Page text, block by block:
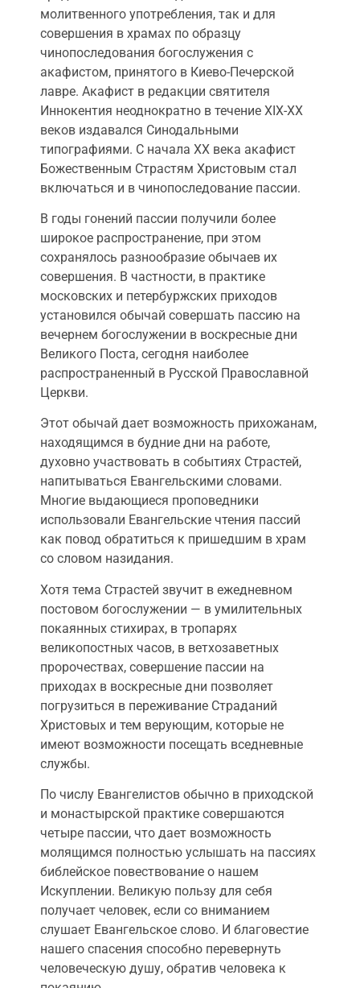
молитвенного употребления, так и для
совершения в храмах по образцу
чинопоследования богослужения с
акафистом, принятого в Киево-Печерской
лавре. Акафист в редакции святителя
Иннокентия неоднократно в течение XIX-XX
веков издавался Синодальными
типографиями. С начала XX века акафист
Божественным Страстям Христовым стал
включаться и в чинопоследование пассии.
В годы гонений пассии получили более
широкое распространение, при этом
сохранялось разнообразие обычаев их
совершения. В частности, в практике
московских и петербуржских приходов
установился обычай совершать пассию на
вечернем богослужении в воскресные дни
Великого Поста, сегодня наиболее
распространенный в Русской Православной
Церкви.
Этот обычай дает возможность прихожанам,
находящимся в будние дни на работе,
духовно участвовать в событиях Страстей,
напитываться Евангельскими словами.
Многие выдающиеся проповедники
использовали Евангельские чтения пассий
как повод обратиться к пришедшим в храм
со словом назидания.
Хотя тема Страстей звучит в ежедневном
постовом богослужении — в умилительных
покаянных стихирах, в тропарях
великопостных часов, в ветхозаветных
пророчествах, совершение пассии на
приходах в воскресные дни позволяет
погрузиться в переживание Страданий
Христовых и тем верующим, которые не
имеют возможности посещать вседневные
службы.
По числу Евангелистов обычно в приходской
и монастырской практике совершаются
четыре пассии, что дает возможность
молящимся полностью услышать на пассиях
библейское повествование о нашем
Искуплении. Великую пользу для себя
получает человек, если со вниманием
слушает Евангельское слово. И благовестие
нашего спасения способно перевернуть
человеческую душу, обратив человека к